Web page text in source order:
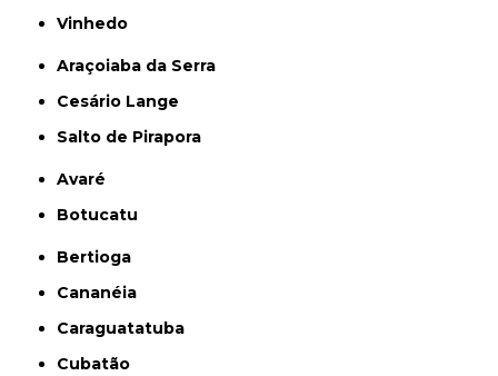
Vinhedo
Araçoiaba da Serra
Cesário Lange
Salto de Pirapora
Avaré
Botucatu
Bertioga
Cananéia
Caraguatatuba
Cubatão